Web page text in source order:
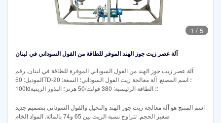
1 / 5
آلة عصر زيت جوز الهند الموفر للطاقة من الفول السوداني في لبنان
آلة عصر زيت جوز الهند من الفول السوداني الموفرة للطاقة في لبنان. رقم
الموديل: 50TD؛ اسم المصنع: آلة معالجة زيت الفول السوداني؛ السعة: 20-
100td؛ الطاقة الرئيسية: 380 فولت/50 هرتز؛ البذور الزيتية:
اسم المنتج هو آلة معالجة زيت جوز الهند والنخيل والفول السوداني بتصميم جديد
صغير الحجم. تتراوح نسبة الزيت بين 65 و74 بالمائة. المواد الخام